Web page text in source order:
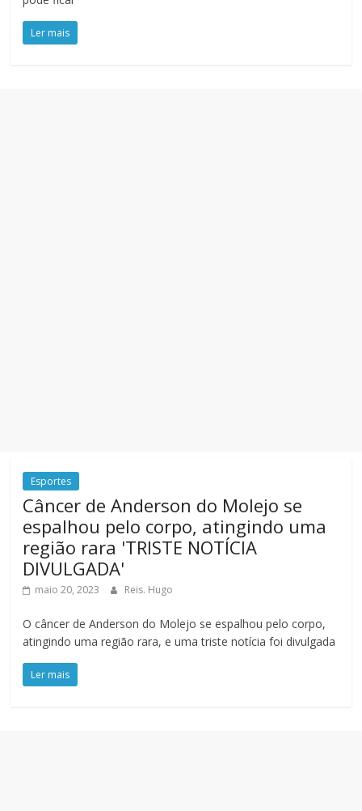
Ler mais
Esportes
Câncer de Anderson do Molejo se
espalhou pelo corpo, atingindo uma
região rara 'TRISTE NOTÍCIA
DIVULGADA'
maio 20, 2023 Reis. Hugo
O câncer de Anderson do Molejo se espalhou pelo corpo,
atingindo uma região rara, e uma triste notícia foi divulgada
Ler mais